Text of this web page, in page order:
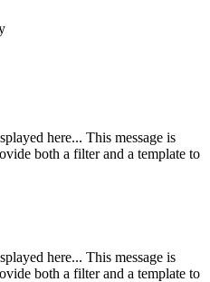
here... This message is
both a filter and a template to
here... This message is
both a filter and a template to